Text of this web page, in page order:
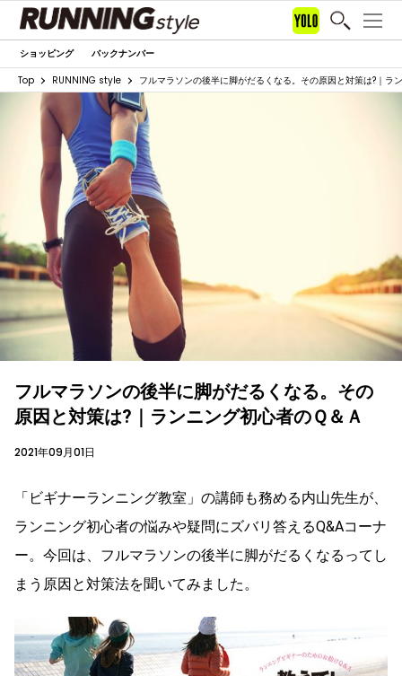
ショッピング バックナンバー
Top RUNNING style フルマラソンの後半に脚がだるくなる。その原因と対策は?｜ラ
フルマラソンの後半に脚がだるくなる。その
原因と対策は?｜ランニング初心者のＱ＆Ａ
2021年09月01日
「ビギナーランニング教室」の講師も務める内山先生が、
ランニング初心者の悩みや疑問にズバリ答えるQ&Aコーナ
ー。今回は、フルマラソンの後半に脚がだるくなるってし
まう原因と対策法を聞いてみました。